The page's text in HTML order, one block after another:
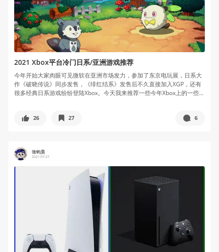
2021 Xbox平台冷门日系/亚洲游戏推荐
今年开始大家肉眼可见微软在亚洲市场发力，参加了东京电玩展，日系大
作《破晓传说》同步发售，《绯红结系》发售后不久直接加入XGP，还有
很多经典日系游戏纷纷登陆Xbox。今天我来推荐一些今年Xbox上的一些...
26 27 6
张钧昊
2021-07-27